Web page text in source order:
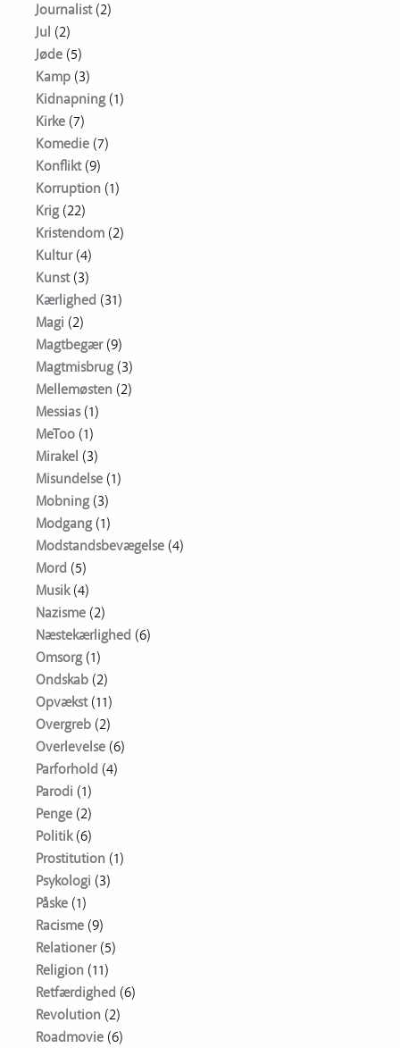
Journalist(2)
Jul (2)
Jøde (5)
Kamp (3)
Kidnapning(1)
Kirke (7)
Komedie (7)
Konflikt(9)
Korruption (1)
Krig(22)
Kristendom (2)
Kultur(4)
Kunst(3)
Kærlighed (31)
Magi (2)
Magtbegær(9)
Magtmisbrug(3)
Mellemøsten (2)
Messias(1)
MeToo (1)
Mirakel (3)
Misundelse (1)
Mobning(3)
Modgang(1)
Modstandsbevægelse (4)
Mord (5)
Musik(4)
Nazisme (2)
Næstekærlighed (6)
Omsorg(1)
Ondskab (2)
Opvækst(11)
Overgreb (2)
Overlevelse (6)
Parforhold (4)
Parodi (1)
Penge (2)
Politik(6)
Prostitution (1)
Psykologi (3)
Påske (1)
Racisme (9)
Relationer(5)
Religion (11)
Retfærdighed (6)
Revolution (2)
Roadmovie (6)